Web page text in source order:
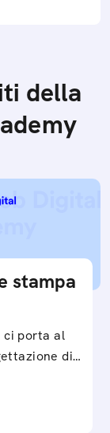
della
stampa
ci porta al
di